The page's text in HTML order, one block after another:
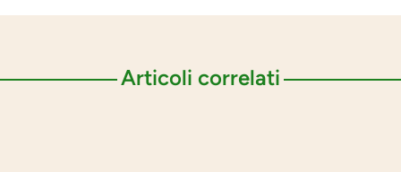
Articoli correlati